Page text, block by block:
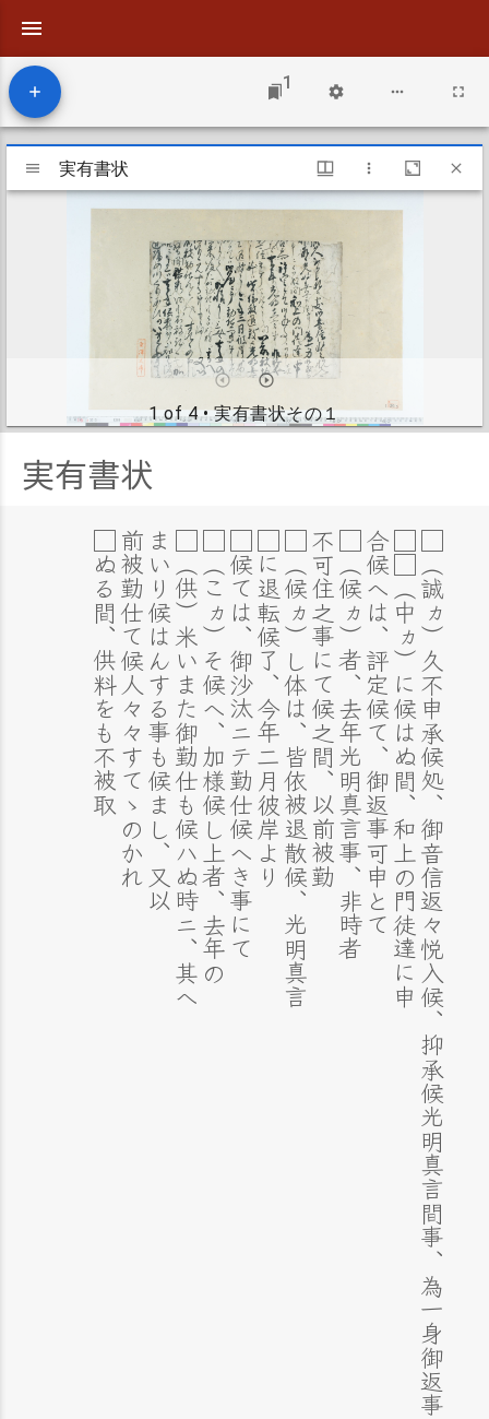
1
Mirador
viewer 実有書状
1 of 4• 実有書状その１
実有書状
実有書状
□
（
誠
ヵ
）
久
不
申
承
候
処
、
御
音
信
返
々
悦
入
候
、
抑
承
候
光
明
真
言
間
事
、
為
一
身
御
返
事
□
□
（
中
ヵ
）
に
候
は
ぬ
間
、
和
上
の
門
徒
達
に
申
合候へは、評定候て、御返事可申とて
□（候ヵ）者、去年光明真言事、非時者
不可住之事にて候之間、以前被勤
□（候ヵ）し体は、皆依被退散候、光明真言
□に退転候了、今年二月彼岸より
□候ては、御沙汰ニテ勤仕候へき事にて
□（こヵ）そ候へ、加様候し上者、去年の
□（供）米いまた御勤仕も候ハぬ時ニ、其へ
まいり候はんする事も候まし、又以
前被勤仕て候人々々すてゝのかれ
□ぬる間、供料をも不被取